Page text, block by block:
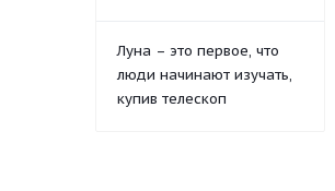
Луна – это первое, что
люди начинают изучать,
купив телескоп